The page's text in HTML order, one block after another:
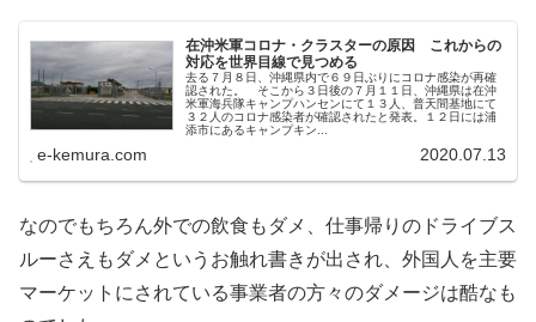
在沖米軍コロナ・クラスターの原因 これからの
対応を世界目線で見つめる
去る７月８日、沖縄県内で６９日ぶりにコロナ感染が再確
認された。 そこから３日後の７月１１日、沖縄県は在沖
米軍海兵隊キャンプハンセンにて１３人、普天間基地にて
３２人のコロナ感染者が確認されたと発表。１２日には浦
添市にあるキャンプキン...
e-kemura.com 2020.07.13
なのでもちろん外での飲食もダメ、仕事帰りのドライブス
ルーさえもダメというお触れ書きが出され、外国人を主要
マーケットにされている事業者の方々のダメージは酷なも